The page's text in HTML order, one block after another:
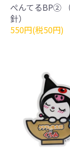
ぺんてるBP②
針）
550円(税50円)